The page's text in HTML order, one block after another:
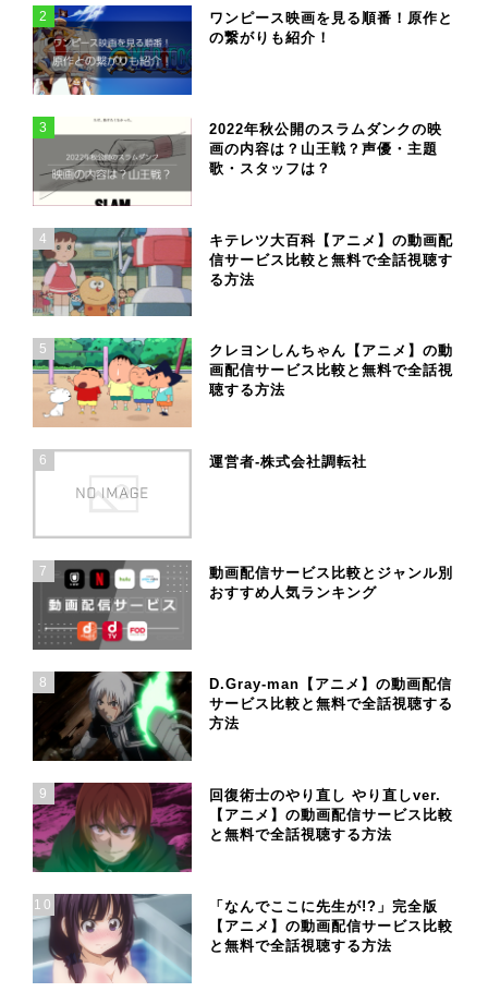
2
ワンピース映画を見る順番！原作と
の繋がりも紹介！
3
2022年秋公開のスラムダンクの映
画の内容は？山王戦？声優・主題
歌・スタッフは？
4
キテレツ大百科【アニメ】の動画配
信サービス比較と無料で全話視聴す
る方法
5
クレヨンしんちゃん【アニメ】の動
画配信サービス比較と無料で全話視
聴する方法
6 運営者-株式会社調転社
7
動画配信サービス比較とジャンル別
おすすめ人気ランキング
8
D.Gray-man【アニメ】の動画配信
サービス比較と無料で全話視聴する
方法
9
回復術士のやり直し やり直しver.
【アニメ】の動画配信サービス比較
と無料で全話視聴する方法
10
「なんでここに先生が!?」完全版
【アニメ】の動画配信サービス比較
と無料で全話視聴する方法